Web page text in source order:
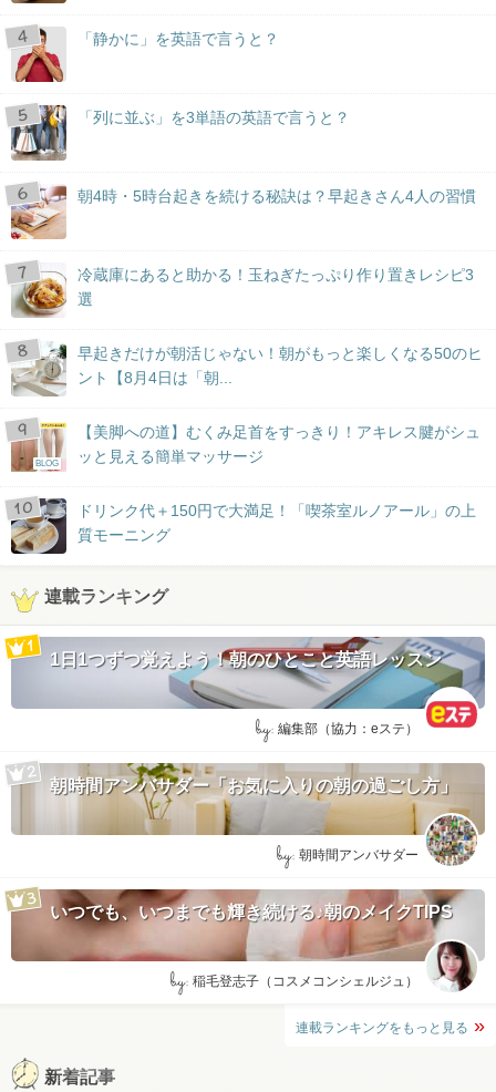
「静かに」を英語で言うと？
「列に並ぶ」を3単語の英語で言うと？
朝4時・5時台起きを続ける秘訣は？早起きさん4人の習慣
冷蔵庫にあると助かる！玉ねぎたっぷり作り置きレシピ3
選
早起きだけが朝活じゃない！朝がもっと楽しくなる50のヒ
ント【8月4日は「朝...
BLOG
【美脚への道】むくみ足首をすっきり！アキレス腱がシュ
ッと見える簡単マッサージ
ドリンク代＋150円で大満足！「喫茶室ルノアール」の上
質モーニング
連載ランキング
1日1つずつ覚えよう！朝のひとこと英語レッスン
by: 編集部（協力：eステ）
朝時間アンバサダー「お気に入りの朝の過ごし方」
by: 朝時間アンバサダー
いつでも、いつまでも輝き続ける♪朝のメイクTIPS
by: 稲毛登志子（コスメコンシェルジュ）
連載ランキングをもっと見る
新着記事